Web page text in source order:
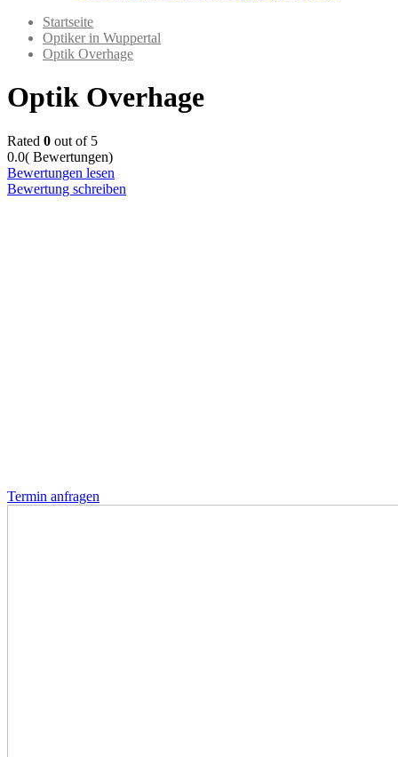
Startseite
Optiker in Wuppertal
Optik Overhage
Optik Overhage
Rated 0 out of 5
0.0( Bewertungen)
Bewertungen lesen
Bewertung schreiben
Termin anfragen